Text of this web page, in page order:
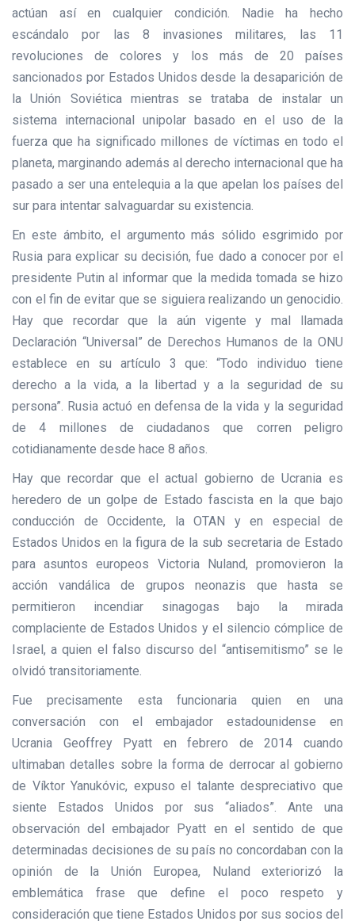
actúan así en cualquier condición. Nadie ha hecho
escándalo por las 8 invasiones militares, las 11
revoluciones de colores y los más de 20 países
sancionados por Estados Unidos desde la desaparición de
la Unión Soviética mientras se trataba de instalar un
sistema internacional unipolar basado en el uso de la
fuerza que ha significado millones de víctimas en todo el
planeta, marginando además al derecho internacional que ha
pasado a ser una entelequia a la que apelan los países del
sur para intentar salvaguardar su existencia.
En este ámbito, el argumento más sólido esgrimido por
Rusia para explicar su decisión, fue dado a conocer por el
presidente Putin al informar que la medida tomada se hizo
con el fin de evitar que se siguiera realizando un genocidio.
Hay que recordar que la aún vigente y mal llamada
Declaración “Universal” de Derechos Humanos de la ONU
establece en su artículo 3 que: “Todo individuo tiene
derecho a la vida, a la libertad y a la seguridad de su
persona”. Rusia actuó en defensa de la vida y la seguridad
de 4 millones de ciudadanos que corren peligro
cotidianamente desde hace 8 años.
Hay que recordar que el actual gobierno de Ucrania es
heredero de un golpe de Estado fascista en la que bajo
conducción de Occidente, la OTAN y en especial de
Estados Unidos en la figura de la sub secretaria de Estado
para asuntos europeos Victoria Nuland, promovieron la
acción vandálica de grupos neonazis que hasta se
permitieron incendiar sinagogas bajo la mirada
complaciente de Estados Unidos y el silencio cómplice de
Israel, a quien el falso discurso del “antisemitismo” se le
olvidó transitoriamente.
Fue precisamente esta funcionaria quien en una
conversación con el embajador estadounidense en
Ucrania
Geoffrey Pyatt en febrero de 2014 cuando
ultimaban detalles sobre la forma de derrocar al gobierno
de Víktor Yanukóvic, expuso el talante despreciativo que
siente Estados Unidos por sus “aliados”. Ante una
observación del embajador Pyatt en el sentido de que
determinadas decisiones de su país no concordaban con la
opinión de la Unión Europea, Nuland exteriorizó la
emblemática frase que define el poco respeto y
consideración que tiene Estados Unidos por sus socios del